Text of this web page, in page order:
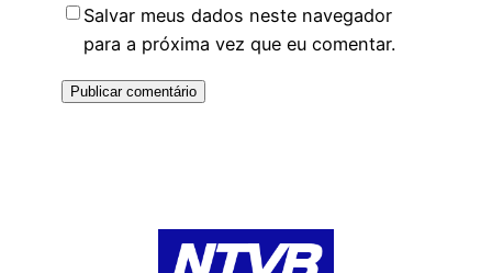
Salvar meus dados neste navegador
para a próxima vez que eu comentar.